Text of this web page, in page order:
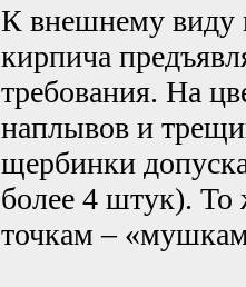
К внешнему виду
кирпича
требования. На
наплывов и
щербинки
более 4 штук). То
точкам –